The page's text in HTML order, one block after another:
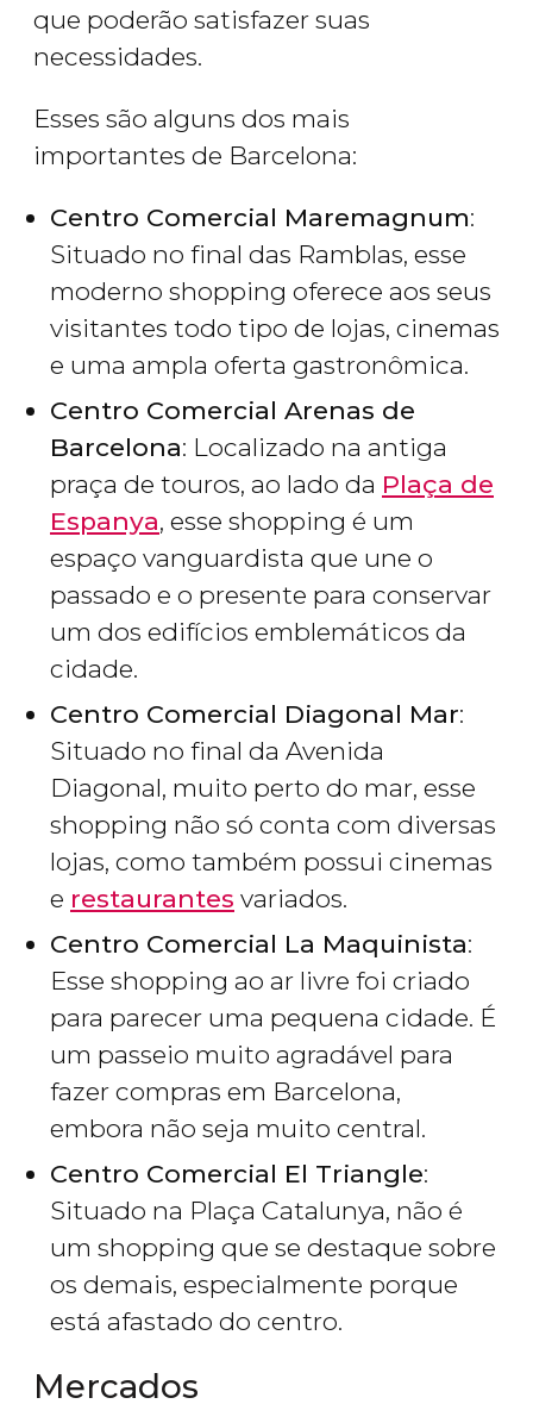
que poderão satisfazer suas
necessidades.
Esses são alguns dos mais
importantes de Barcelona:
Centro Comercial Maremagnum:
Situado no final das Ramblas, esse
moderno shopping oferece aos seus
visitantes todo tipo de lojas, cinemas
e uma ampla oferta gastronômica.
Centro Comercial Arenas de
Barcelona: Localizado na antiga
praça de touros, ao lado da Plaça de
Espanya, esse shopping é um
espaço vanguardista que une o
passado e o presente para conservar
um dos edifícios emblemáticos da
cidade.
Centro Comercial Diagonal Mar:
Situado no final da Avenida
Diagonal, muito perto do mar, esse
shopping não só conta com diversas
lojas, como também possui cinemas
e restaurantes variados.
Centro Comercial La Maquinista:
Esse shopping ao ar livre foi criado
para parecer uma pequena cidade. É
um passeio muito agradável para
fazer compras em Barcelona,
embora não seja muito central.
Centro Comercial El Triangle:
Situado na Plaça Catalunya, não é
um shopping que se destaque sobre
os demais, especialmente porque
está afastado do centro.
Mercados